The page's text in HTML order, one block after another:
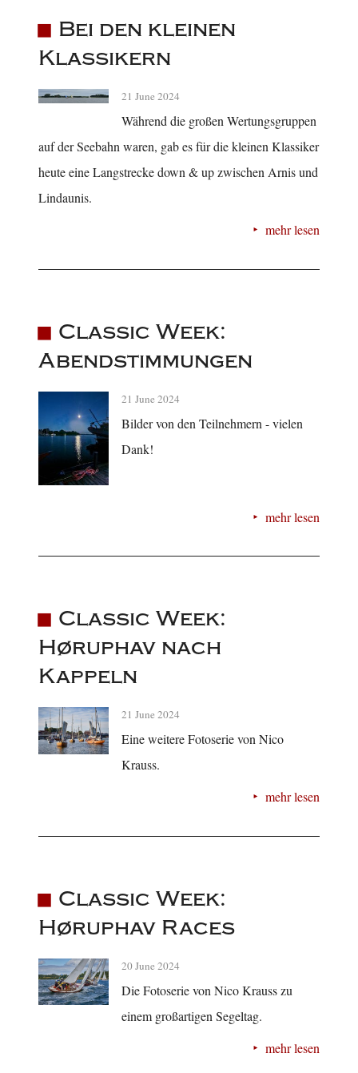
Bei den kleinen
Klassikern
21 June 2024
Während die großen Wertungsgruppen
auf der Seebahn waren, gab es für die kleinen Klassiker
heute eine Langstrecke down & up zwischen Arnis und
Lindaunis.
mehr lesen
Classic Week:
Abendstimmungen
21 June 2024
Bilder von den Teilnehmern - vielen
Dank!
mehr lesen
Classic Week:
Høruphav nach
Kappeln
21 June 2024
Eine weitere Fotoserie von Nico
Krauss.
mehr lesen
Classic Week:
Høruphav Races
20 June 2024
Die Fotoserie von Nico Krauss zu
einem großartigen Segeltag.
mehr lesen